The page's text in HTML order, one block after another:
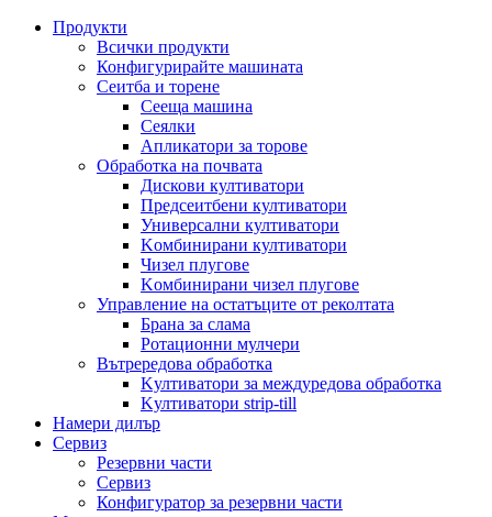
Продукти
Всички продукти
Конфигурирайте машината
Сеитба и торене
Cееща машина
Cеялки
Апликатори за торове
Обработка на почвата
Дискови култиватори
Предсеитбени култиватори
Универсални култиватори
Kомбинирани култиватори
Чизел плугове
Kомбинирани чизел плугове
Управление на остатъците от реколтата
Брана за слама
Pотационни мулчери
Вътрередова обработка
Kултиватори за междуредова обработка
Kултиватори strip-till
Намери дилър
Сервиз
Резервни части
Сервиз
Конфигуратор за резервни части